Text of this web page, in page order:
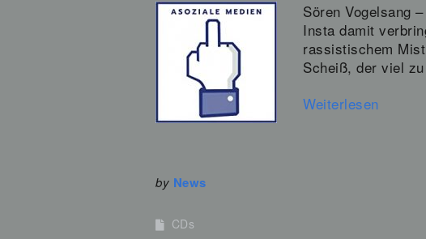
Sören Vogelsang
Insta damit
rassistischem
Scheiß, der viel
Weiterlesen
by News
CDs